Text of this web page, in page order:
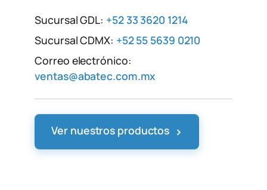
Sucursal GDL: +52 33 3620 1214
Sucursal CDMX: +52 55 5639 0210
Correo electrónico:
ventas@abatec.com.mx
Ver nuestros productos ›